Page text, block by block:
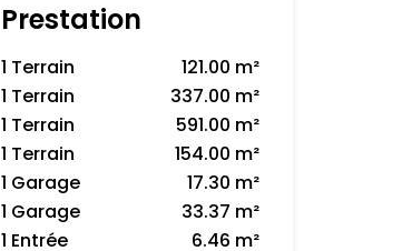
Prestation
1 Terrain
121.00 m²
1 Terrain
337.00 m²
1 Terrain
591.00 m²
1 Terrain
154.00 m²
1 Garage
17.30 m²
1 Garage
33.37 m²
1 Entrée
6.46 m²